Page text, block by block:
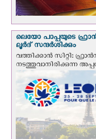
ലെയോ പാപ്പയുടെ
ലൂര്‍ദ് സന്ദര്‍ശിക്കും
വത്തിക്കാന്‍ സിറ്റി:
നടത്തുവാനിരിക്കുന്ന